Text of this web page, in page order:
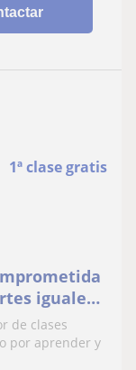
1ª clase gratis
iguales
de clases
por aprender y